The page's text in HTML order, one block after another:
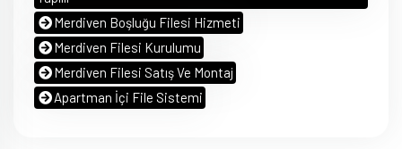
Merdiven Boşluğu Filesi Hizmeti
Merdiven Filesi Kurulumu
Merdiven Filesi Satış Ve Montaj
Apartman İçi File Sistemi